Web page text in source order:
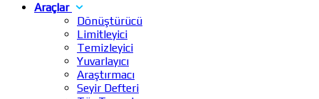
Araçlar
Dönüştürücü
Limitleyici
Temizleyici
Yuvarlayıcı
Araştırmacı
Seyir Defteri